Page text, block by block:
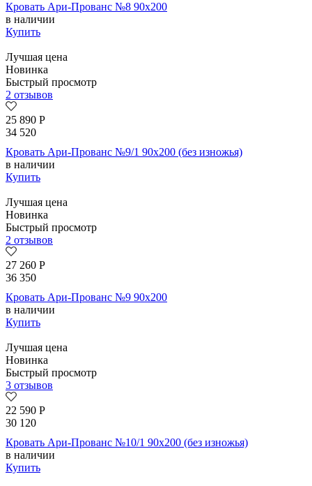
Кровать Ари-Прованс №8 90х200
в наличии
Купить
Лучшая цена
Новинка
Быстрый просмотр
2 отзывов
25 890 Р
34 520
Кровать Ари-Прованс №9/1 90х200 (без изножья)
в наличии
Купить
Лучшая цена
Новинка
Быстрый просмотр
2 отзывов
27 260 Р
36 350
Кровать Ари-Прованс №9 90х200
в наличии
Купить
Лучшая цена
Новинка
Быстрый просмотр
3 отзывов
22 590 Р
30 120
Кровать Ари-Прованс №10/1 90х200 (без изножья)
в наличии
Купить